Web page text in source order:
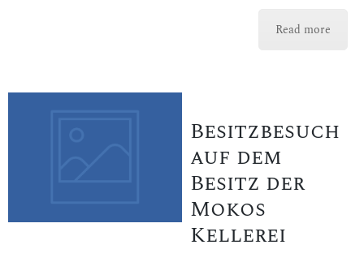
Read more
Besitzbesuch
auf dem
Besitz der
Mokos
Kellerei